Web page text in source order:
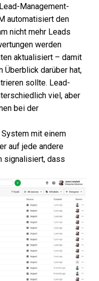
Lead-Management-
automatisiert den
nicht mehr Leads
werden
aktualisiert – damit
Überblick darüber hat,
sollte. Lead-
viel , aber
bei der
mit einem
auf jede andere
signalisiert, dass